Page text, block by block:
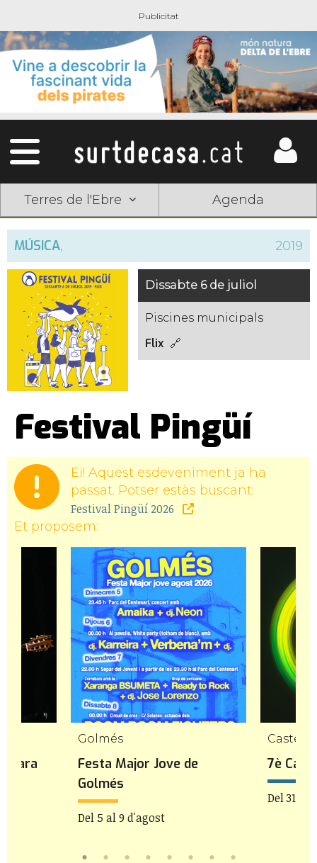
Terres de l'Ebre Agenda
MÚSICA, 2019
Dissabte 6 de juliol
Piscines municipals
Flix
Festival Pingüí
Ei! Aquest esdeveniment ja ha
passat. Potser estàs buscant:
Festival Pingüí 2026
Et proposem:
Golmés
Festa Major Jove de
Golmés
Del 5 al 9 d'agost
7è
Del 31